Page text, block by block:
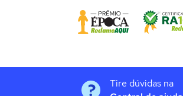
Tire dúvidas na